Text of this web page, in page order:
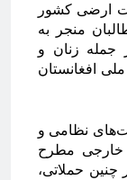
ارضی کشور
منجر به
از جمله زنان و
افغانستان
نظامی و
خارجی مطرح
چنین حملاتی،